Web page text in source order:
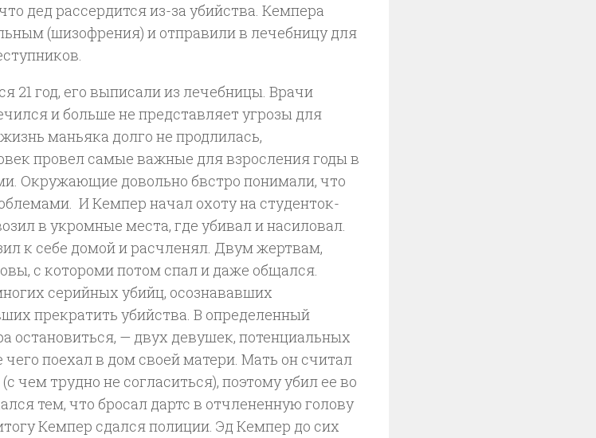
дед рассердится из-за убийства. Кемпера
(шизофрения) и отправили в лечебницу для
21 год, его выписали из лечебницы. Врачи
и больше не представляет угрозы для
маньяка долго не продлилась,
провел самые важные для взросления годы в
Окружающие довольно бвстро понимали, что
И Кемпер начал охоту на студенток-
в укромные места, где убивал и насиловал.
к себе домой и расчленял. Двум жертвам,
с котороми потом спал и даже общался.
серийных убийц, осознававших
прекратить убийства. В определенный
остановиться, — двух девушек, потенциальных
чего поехал в дом своей матери. Мать он считал
чем трудно не согласиться), поэтому убил ее во
тем, что бросал дартс в отчлененную голову
Кемпер сдался полиции. Эд Кемпер до сих